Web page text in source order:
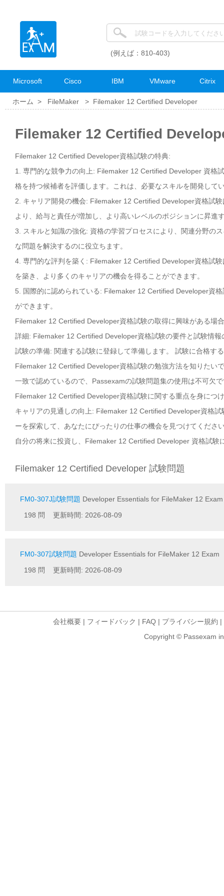
(例えば：810-403)
Microsoft Cisco IBM VMware Citrix
ホーム > FileMaker > Filemaker 12 Certified Developer
Filemaker 12 Certified
Filemaker 12 Certified Developer資格試験の特典:
1. 専門的な競争力の向上: Filemaker 12 Certified Developer 資格
格を持つ候補者を評価します。これは、必要なスキルを開発して
2. キャリア開発の機会: Filemaker 12 Certified Developer資格試
より、給与と責任が増加し、より高いレベルのポジションに昇進
3. スキルと知識の強化: 資格の学習プロセスにより、関連分野の
な問題を解決するのに役立ちます。
4. 専門的な評判を築く: Filemaker 12 Certified Developer資格試
を築き、より多くのキャリアの機会を得ることができます。
5. 国際的に認められている: Filemaker 12 Certified Developer資
ができます。
Filemaker 12 Certified Developer資格試験の取得に興味がある場
詳細: Filemaker 12 Certified Developer資格試験の要件と試験情
試験の準備: 関連する試験に登録して準備します。 試験に合格す
Filemaker 12 Certified Developer資格試験の勉強方法を知りたい
一致で認めているので、Passexamの試験問題集の使用は不可欠
Filemaker 12 Certified Developer資格試験に関する重点を身につ
キャリアの見通しの向上: Filemaker 12 Certified Developer資格
ーを探索して、あなたにぴったりの仕事の機会を見つけてくださ
自分の将来に投資し、Filemaker 12 Certified Developer 資格試験
Filemaker 12 Certified Developer 試験問題
FM0-307J試験問題 Developer Essentials for FileMaker 12
198 問 更新時間: 2026-08-09
FM0-307試験問題 Developer Essentials for FileMaker 12 Exam
198 問 更新時間: 2026-08-09
会社概要 | フィードバック | FAQ | プライバシー規約 |
Copyright © Passexam